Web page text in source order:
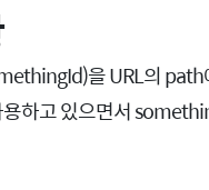
을 URL의
하고 있으면서